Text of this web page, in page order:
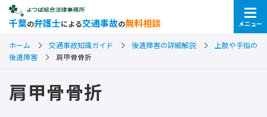
千葉の弁護士による交通事故の無料相談 メニュー
ホーム 交通事故知識ガイド 後遺障害の詳細解説
上肢や手指の
後遺障害
肩甲骨骨折
肩甲骨骨折